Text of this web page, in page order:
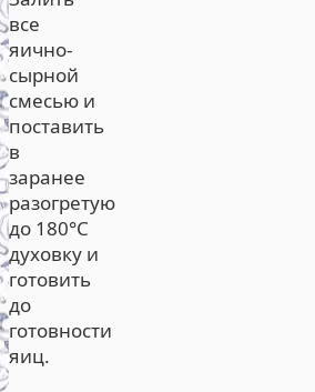
все
яично-
сырной
смесью и
поставить
в
заранее
разогретую
до 180°С
духовку и
готовить
до
готовности
яиц.